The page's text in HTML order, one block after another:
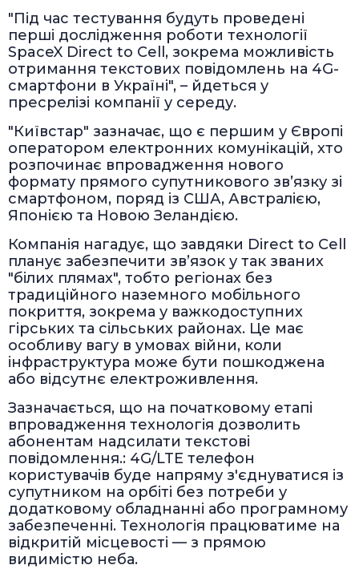
"Під час тестування будуть проведені
перші дослідження роботи технології
SpaceX Direct to Cell, зокрема можливість
отримання текстових повідомлень на 4G-
смартфони в Україні", – йдеться у
пресрелізі компанії у середу.
"Київстар" зазначає, що є першим у Європі
оператором електронних комунікацій, хто
розпочинає впровадження нового
формату прямого супутникового зв’язку зі
смартфоном, поряд із США, Австралією,
Японією та Новою Зеландією.
Компанія нагадує, що завдяки Direct to Cell
планує забезпечити зв’язок у так званих
"білих плямах", тобто регіонах без
традиційного наземного мобільного
покриття, зокрема у важкодоступних
гірських та сільських районах. Це має
особливу вагу в умовах війни, коли
інфраструктура може бути пошкоджена
або відсутнє електроживлення.
Зазначається, що на початковому етапі
впровадження технологія дозволить
абонентам надсилати текстові
повідомлення.: 4G/LTE телефон
користувачів буде напряму з'єднуватися із
супутником на орбіті без потреби у
додатковому обладнанні або програмному
забезпеченні. Технологія працюватиме на
відкритій місцевості — з прямою
видимістю неба.